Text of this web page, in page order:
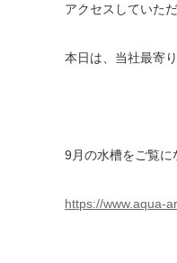
アクセスしていた
本日は、当社最寄
9月の水槽をご覧に
https://www.aqua-